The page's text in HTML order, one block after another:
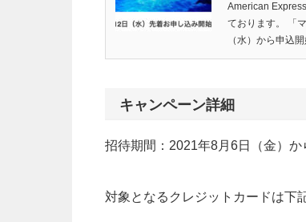
American
ております。 「
（水）から申込
キャンペーン詳細
招待期間：2021年8月6日（金）か
対象となるクレジットカードは下記